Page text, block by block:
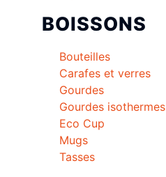
BOISSONS
Bouteilles
Carafes et verres
Gourdes
Gourdes isothermes
Eco Cup
Mugs
Tasses